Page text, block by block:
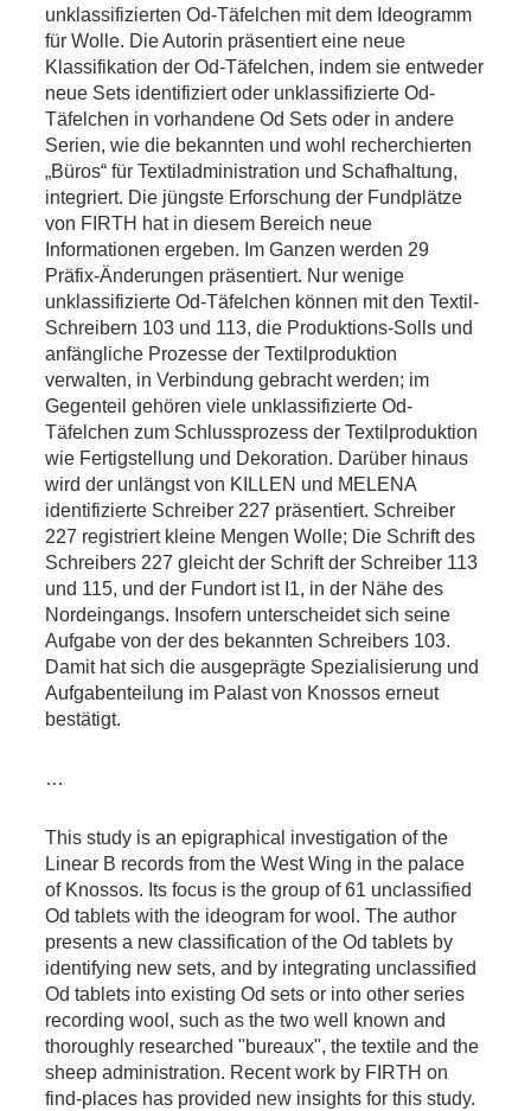
unklassifizierten Od-Täfelchen mit dem Ideogramm
für Wolle. Die Autorin präsentiert eine neue
Klassifikation der Od-Täfelchen, indem sie entweder
neue Sets identifiziert oder unklassifizierte Od-
Täfelchen in vorhandene Od Sets oder in andere
Serien, wie die bekannten und wohl recherchierten
„Büros“ für Textiladministration und Schafhaltung,
integriert. Die jüngste Erforschung der Fundplätze
von FIRTH hat in diesem Bereich neue
Informationen ergeben. Im Ganzen werden 29
Präfix-Änderungen präsentiert. Nur wenige
unklassifizierte Od-Täfelchen können mit den Textil-
Schreibern 103 und 113, die Produktions-Solls und
anfängliche Prozesse der Textilproduktion
verwalten, in Verbindung gebracht werden; im
Gegenteil gehören viele unklassifizierte Od-
Täfelchen zum Schlussprozess der Textilproduktion
wie Fertigstellung und Dekoration. Darüber hinaus
wird der unlängst von KILLEN und MELENA
identifizierte Schreiber 227 präsentiert. Schreiber
227 registriert kleine Mengen Wolle; Die Schrift des
Schreibers 227 gleicht der Schrift der Schreiber 113
und 115, und der Fundort ist I1, in der Nähe des
Nordeingangs. Insofern unterscheidet sich seine
Aufgabe von der des bekannten Schreibers 103.
Damit hat sich die ausgeprägte Spezialisierung und
Aufgabenteilung im Palast von Knossos erneut
bestätigt.
…
This study is an epigraphical investigation of the
Linear B records from the West Wing in the palace
of Knossos. Its focus is the group of 61 unclassified
Od tablets with the ideogram for wool. The author
presents a new classification of the Od tablets by
identifying new sets, and by integrating unclassified
Od tablets into existing Od sets or into other series
recording wool, such as the two well known and
thoroughly researched "bureaux", the textile and the
sheep administration. Recent work by FIRTH on
find-places has provided new insights for this study.